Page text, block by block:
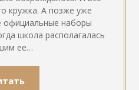
кружка. А позже уже
наборы
школа располагалась
ее…